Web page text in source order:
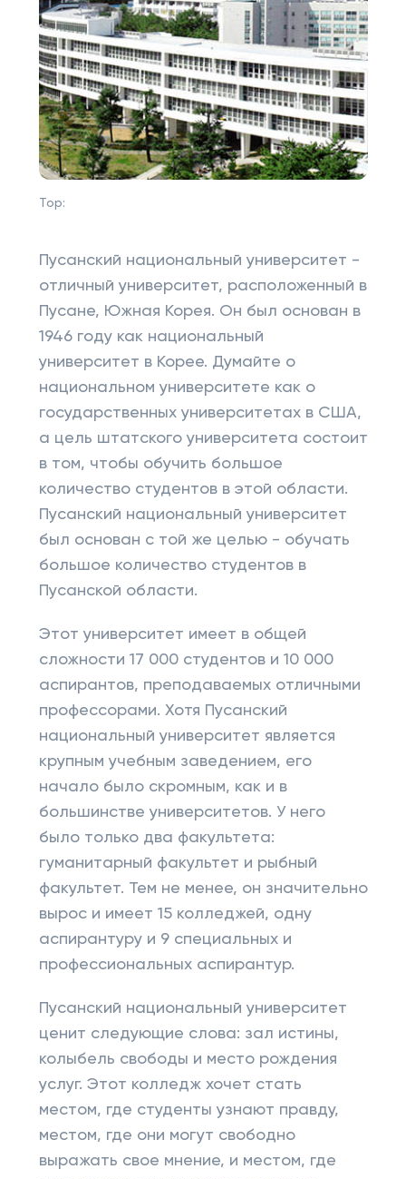
Top:
Пусанский национальный университет -
отличный университет, расположенный в
Пусане, Южная Корея. Он был основан в
1946 году как национальный
университет в Корее. Думайте о
национальном университете как о
государственных университетах в США,
а цель штатского университета состоит
в том, чтобы обучить большое
количество студентов в этой области.
Пусанский национальный университет
был основан с той же целью - обучать
большое количество студентов в
Пусанской области.
Этот университет имеет в общей
сложности 17 000 студентов и 10 000
аспирантов, преподаваемых отличными
профессорами. Хотя Пусанский
национальный университет является
крупным учебным заведением, его
начало было скромным, как и в
большинстве университетов. У него
было только два факультета:
гуманитарный факультет и рыбный
факультет. Тем не менее, он значительно
вырос и имеет 15 колледжей, одну
аспирантуру и 9 специальных и
профессиональных аспирантур.
Пусанский национальный университет
ценит следующие слова: зал истины,
колыбель свободы и место рождения
услуг. Этот колледж хочет стать
местом, где студенты узнают правду,
местом, где они могут свободно
выражать свое мнение, и местом, где